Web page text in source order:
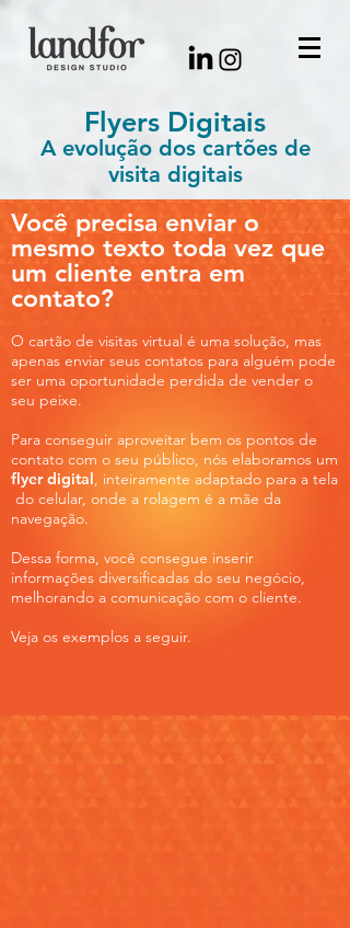
Flyers Digitais
A evolução dos cartões de
visita digitais
Você precisa enviar o
mesmo texto toda vez que
um cliente entra em
contato?
O cartão de visitas virtual é uma solução, mas
apenas enviar seus contatos para alguém pode
ser uma oportunidade perdida de vender o
seu peixe.
Para conseguir aproveitar bem os pontos de
contato com o seu público, nós elaboramos um
flyer digital, inteiramente adaptado para a tela
do celular, onde a rolagem é a mãe da
navegação.
Dessa forma, você consegue inserir
informações diversificadas do seu negócio,
melhorando a comunicação com o cliente.
Veja os exemplos a seguir.